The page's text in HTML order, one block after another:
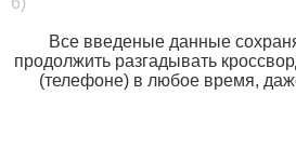
Все введеные данные
продолжить разгадывать
(телефоне) в любое время,